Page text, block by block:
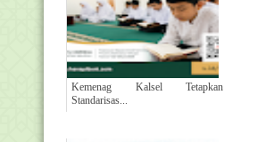
Kemenag Kalsel Tetapkan
Standarisas...